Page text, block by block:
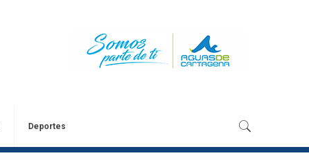
Deportes